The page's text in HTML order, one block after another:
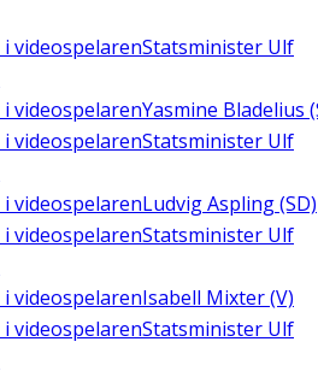
i videospelarenStatsminister Ulf
i videospelarenYasmine Bladelius
i videospelarenStatsminister Ulf
i videospelarenLudvig Aspling (SD)
i videospelarenStatsminister Ulf
i videospelarenIsabell Mixter (V)
i videospelarenStatsminister Ulf